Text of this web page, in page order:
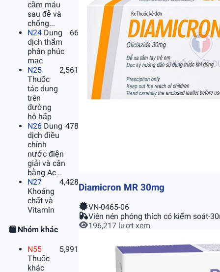
cầm máu
sau đẻ và
chống...
N24 Dung
dịch thẩm
phân phúc
mạc
66
N25
Thuốc
tác dụng
trên
đường
hô hấp
2,561
N26 Dung
dịch điều
chỉnh
nước điện
giải và cân
bằng Ac...
478
N27
Khoáng
chất và
Vitamin
4,428
Nhóm khác
N55
Thuốc
khác
5,991
Diamicron MR 30mg
VN-0465-06
Viên nén phóng thích có kiểm soát-
196,217 lượt xem